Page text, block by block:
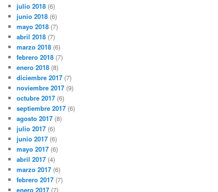
julio 2018 (6)
junio 2018 (6)
mayo 2018 (7)
abril 2018 (7)
marzo 2018 (6)
febrero 2018 (7)
enero 2018 (8)
diciembre 2017 (7)
noviembre 2017 (9)
octubre 2017 (6)
septiembre 2017 (6)
agosto 2017 (8)
julio 2017 (6)
junio 2017 (6)
mayo 2017 (6)
abril 2017 (4)
marzo 2017 (6)
febrero 2017 (7)
enero 2017 (7)